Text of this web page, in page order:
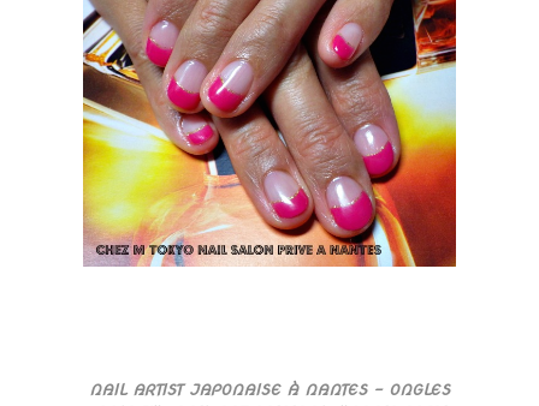
NAIL ARTIST JAPONAISE À NANTES – ONGLES